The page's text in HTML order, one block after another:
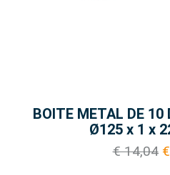
BOITE METAL DE 10
Ø125 x 1 x
€ 14,04